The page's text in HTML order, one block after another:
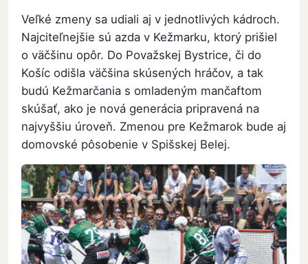
Veľké zmeny sa udiali aj v jednotlivých kádroch.
Najciteľnejšie sú azda v Kežmarku, ktorý prišiel
o väčšinu opôr. Do Považskej Bystrice, či do
Košíc odišla väčšina skúsených hráčov, a tak
budú Kežmarčania s omladeným mančaftom
skúšať, ako je nová generácia pripravená na
najvyššiu úroveň. Zmenou pre Kežmarok bude aj
domovské pôsobenie v Spišskej Belej.